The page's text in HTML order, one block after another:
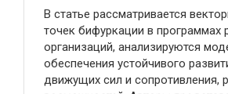
В статье рассматривается
точек бифуркации в программах
организаций, анализируются
обеспечения устойчивого
движущих сил и сопротивления,